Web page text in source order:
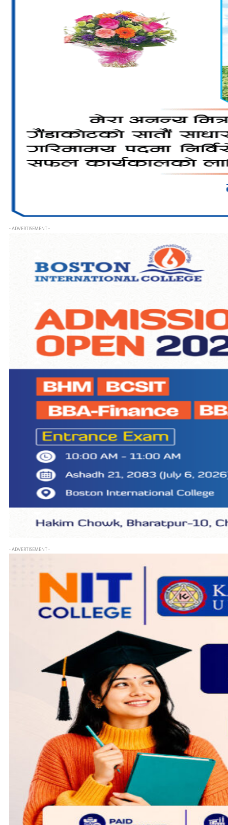
- ADVERTISEMENT -
- ADVERTISEMENT -